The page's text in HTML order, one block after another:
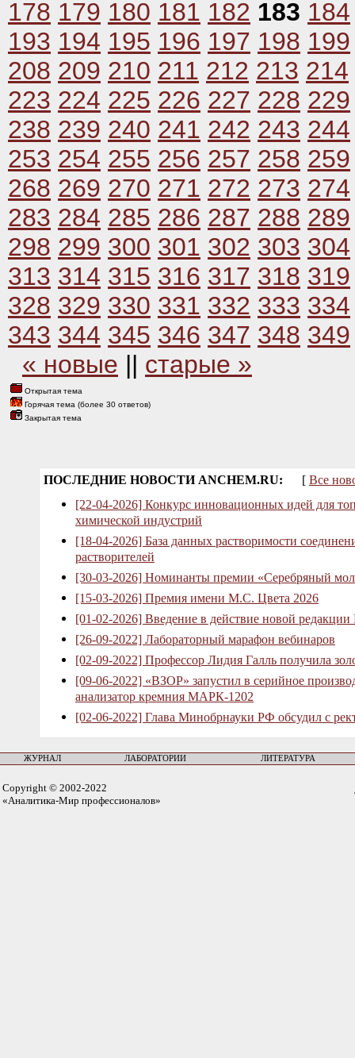
178 179 180 181 182 183 184
193 194 195 196 197 198 199
208 209 210 211 212 213 214
223 224 225 226 227 228 229
238 239 240 241 242 243 244
253 254 255 256 257 258 259
268 269 270 271 272 273 274
283 284 285 286 287 288 289
298 299 300 301 302 303 304
313 314 315 316 317 318 319
328 329 330 331 332 333 334
343 344 345 346 347 348 349
« новые || старые »
Открытая тема
Горячая тема (более 30 ответов)
Закрытая тема
ПОСЛЕДНИЕ НОВОСТИ ANCHEM.RU: [ Все
[22-04-2026] Конкурс инновационных идей для
химической индустрий
[18-04-2026] База данных растворимости
растворителей
[30-03-2026] Номинанты премии «Серебряный
[15-03-2026] Премия имени М.С. Цвета 2026
[01-02-2026] Введение в действие новой
[26-09-2022] Лабораторный марафон вебинаров
[02-09-2022] Профессор Лидия Галль получила
[09-06-2022] «ВЗОР» запустил в серийное
анализатор кремния МАРК-1202
[02-06-2022] Глава Минобрнауки РФ обсудил с
ЖУРНАЛ ЛАБОРАТОРИИ ЛИТЕРАТУРА
Copyright © 2002-2022
«Аналитика-Мир профессионалов»